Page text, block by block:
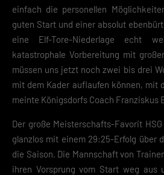
einfach die personellen
guten Start und einer absolut
eine Elf-Tore-Niederlage echt
katastrophale Vorbereitung mit
müssen uns jetzt noch zwei bis drei
mit dem Kader auflaufen können, mit
meinte Königsdorfs Coach Franziskus
Der große Meisterschafts-Favorit
glanzlos mit einem 29:25-Erfolg über
die Saison. Die Mannschaft von
ihren Vorsprung vom Start weg aus